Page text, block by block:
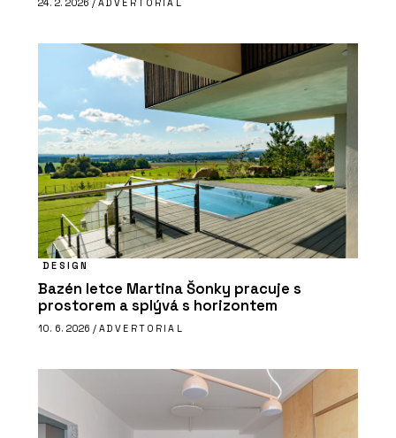
24. 2. 2026 / ADVERTORIAL
DESIGN
Bazén letce Martina Šonky pracuje s
prostorem a splývá s horizontem
10. 6. 2026 / ADVERTORIAL